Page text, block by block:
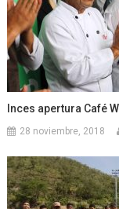
Inces apertura Café
28 noviembre, 2018